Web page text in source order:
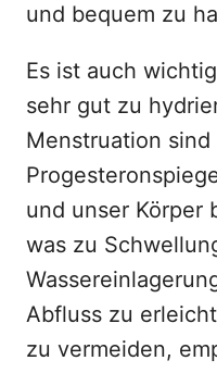
und bequem zu
Es ist auch
sehr gut zu
Menstruation
und unser Körper
was zu
Abfluss zu
zu vermeiden,